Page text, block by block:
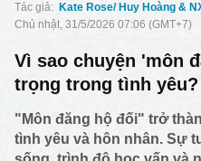
Kate Rose/ Huy Hoàng &
Chủ nhật, 31/5/2026 07:06 (GMT+7)
Vì sao chuyện 'môn
trọng trong tình yêu?
"Môn đăng hộ đối" trở
tình yêu và hôn nhân. Sự